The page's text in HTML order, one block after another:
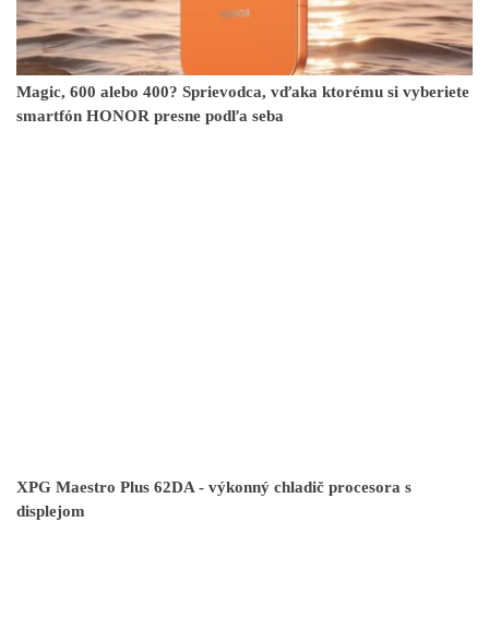
Magic, 600 alebo 400? Sprievodca, vďaka ktorému si vyberiete
smartfón HONOR presne podľa seba
XPG Maestro Plus 62DA - výkonný chladič procesora s
displejom